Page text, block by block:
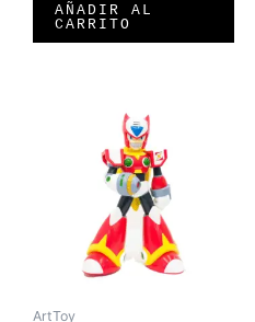
AÑADIR AL
CARRITO
ArtToy